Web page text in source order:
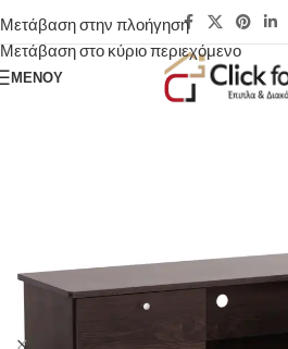
Μετάβαση στην πλοήγηση
Μετάβαση στο κύριο περιεχόμενο
ΜΕΝΟΎ